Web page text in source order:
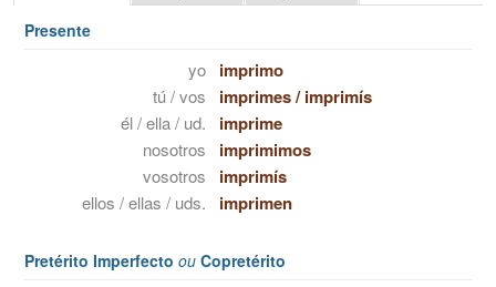
Presente
yo imprimo
tú / vos imprimes/imprimís
él / ella / ud. imprime
nosotros imprimimos
vosotros imprimís
ellos / ellas / uds. imprimen
Pretérito Imperfecto ou Copretérito